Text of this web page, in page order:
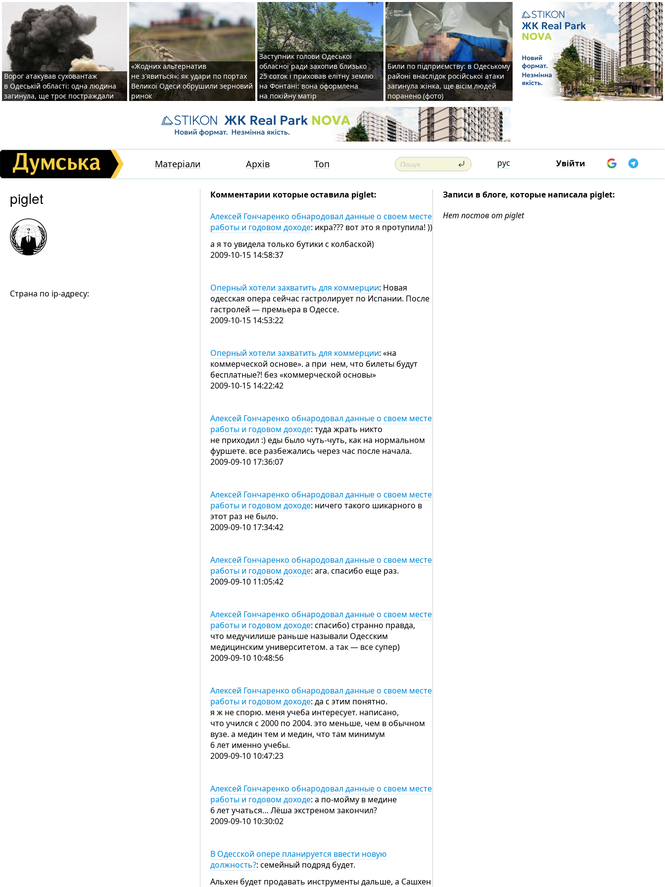
Ворог атакував суховантаж
в Одеській області: одна людина
загинула, ще троє постраждали
«Жодних альтернатив
не з'явиться»: як удари по портах
Великої Одеси обрушили зерновий
ринок
Заступник голови Одеської
обласної ради захопив близько
25 соток і приховав елітну землю
на Фонтані: вона оформлена
на покійну матір
Били по підприємству: в Одеському
районі внаслідок російської атаки
загинула жінка, ще вісім людей
поранено (фото)
Матеріали Архів Топ рус Увійти
piglet
Страна по ip-адресу:
Комментарии которые оставила piglet:
Алексей Гончаренко обнародовал данные о своем месте
работы и годовом доходе: икра??? вот это я протупила! ))
а я то увидела только бутики с колбаской)
2009-10-15 14:58:37
Оперный хотели захватить для коммерции: Новая
одесская опера сейчас гастролирует по Испании. После
гастролей — премьера в Одессе.
2009-10-15 14:53:22
Оперный хотели захватить для коммерции: «на
коммерческой основе». а при нем, что билеты будут
бесплатные?! без «коммерческой основы»
2009-10-15 14:22:42
Алексей Гончаренко обнародовал данные о своем месте
работы и годовом доходе: туда жрать никто
не приходил :) еды было чуть-чуть, как на нормальном
фуршете. все разбежались через час после начала.
2009-09-10 17:36:07
Алексей Гончаренко обнародовал данные о своем месте
работы и годовом доходе: ничего такого шикарного в
этот раз не было.
2009-09-10 17:34:42
Алексей Гончаренко обнародовал данные о своем месте
работы и годовом доходе: ага. спасибо еще раз.
2009-09-10 11:05:42
Алексей Гончаренко обнародовал данные о своем месте
работы и годовом доходе: спасибо) странно правда,
что медучилише раньше называли Одесским
медицинским университетом. а так — все супер)
2009-09-10 10:48:56
Алексей Гончаренко обнародовал данные о своем месте
работы и годовом доходе: да с этим понятно.
я ж не спорю. меня учеба интересует. написано,
что учился с 2000 по 2004. это меньше, чем в обычном
вузе. а медин тем и медин, что там минимум
6 лет именно учебы.
2009-09-10 10:47:23
Алексей Гончаренко обнародовал данные о своем месте
работы и годовом доходе: а по-мойму в медине
6 лет учаться… Лёша экстреном закончил?
2009-09-10 10:30:02
В Одесской опере планируется ввести новую
должность?: семейный подряд будет.
Альхен будет продавать инструменты дальше, а Сашхен
Записи в блоге, которые написала piglet:
Нет постов от piglet